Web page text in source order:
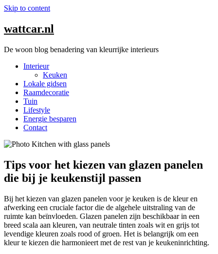
Skip to content
wattcar.nl
De woon blog benadering van kleurrijke interieurs
Interieur
Keuken
Lokale gidsen
Raamdecoratie
Tuin
Lifestyle
Energie besparen
Contact
Tips voor het kiezen van glazen panelen
die bij je keukenstijl passen
Bij het kiezen van glazen panelen voor je keuken is de kleur en
afwerking een cruciale factor die de algehele uitstraling van de
ruimte kan beïnvloeden. Glazen panelen zijn beschikbaar in een
breed scala aan kleuren, van neutrale tinten zoals wit en grijs tot
levendige kleuren zoals rood of groen. Het is belangrijk om een
kleur te kiezen die harmonieert met de rest van je keukeninrichting.